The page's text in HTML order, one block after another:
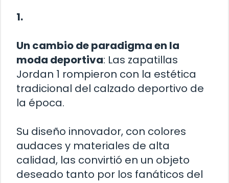
1.
Un cambio de paradigma en la
moda deportiva: Las zapatillas
Jordan 1 rompieron con la estética
tradicional del calzado deportivo de
la época.
Su diseño innovador, con colores
audaces y materiales de alta
calidad, las convirtió en un objeto
deseado tanto por los fanáticos del